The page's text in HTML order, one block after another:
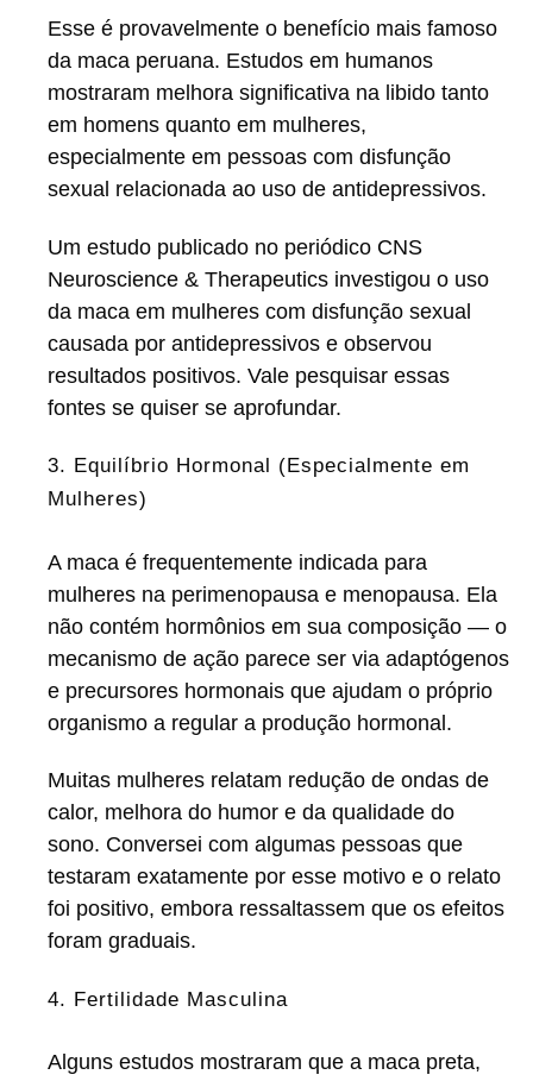
Esse é provavelmente o benefício mais famoso
da maca peruana. Estudos em humanos
mostraram melhora significativa na libido tanto
em homens quanto em mulheres,
especialmente em pessoas com disfunção
sexual relacionada ao uso de antidepressivos.
Um estudo publicado no periódico CNS
Neuroscience & Therapeutics investigou o uso
da maca em mulheres com disfunção sexual
causada por antidepressivos e observou
resultados positivos. Vale pesquisar essas
fontes se quiser se aprofundar.
3. Equilíbrio Hormonal (Especialmente em
Mulheres)
A maca é frequentemente indicada para
mulheres na perimenopausa e menopausa. Ela
não contém hormônios em sua composição — o
mecanismo de ação parece ser via adaptógenos
e precursores hormonais que ajudam o próprio
organismo a regular a produção hormonal.
Muitas mulheres relatam redução de ondas de
calor, melhora do humor e da qualidade do
sono. Conversei com algumas pessoas que
testaram exatamente por esse motivo e o relato
foi positivo, embora ressaltassem que os efeitos
foram graduais.
4. Fertilidade Masculina
Alguns estudos mostraram que a maca preta,